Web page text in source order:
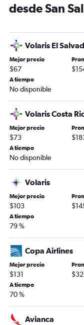
desde San
Volaris El
Mejor precio
$67
A tiempo
No disponible
Volaris Costa
Mejor precio
$73
A tiempo
No disponible
Volaris
Mejor precio
$103
A tiempo
79 %
Copa Airlines
Mejor precio
$131
A tiempo
70 %
Avianca